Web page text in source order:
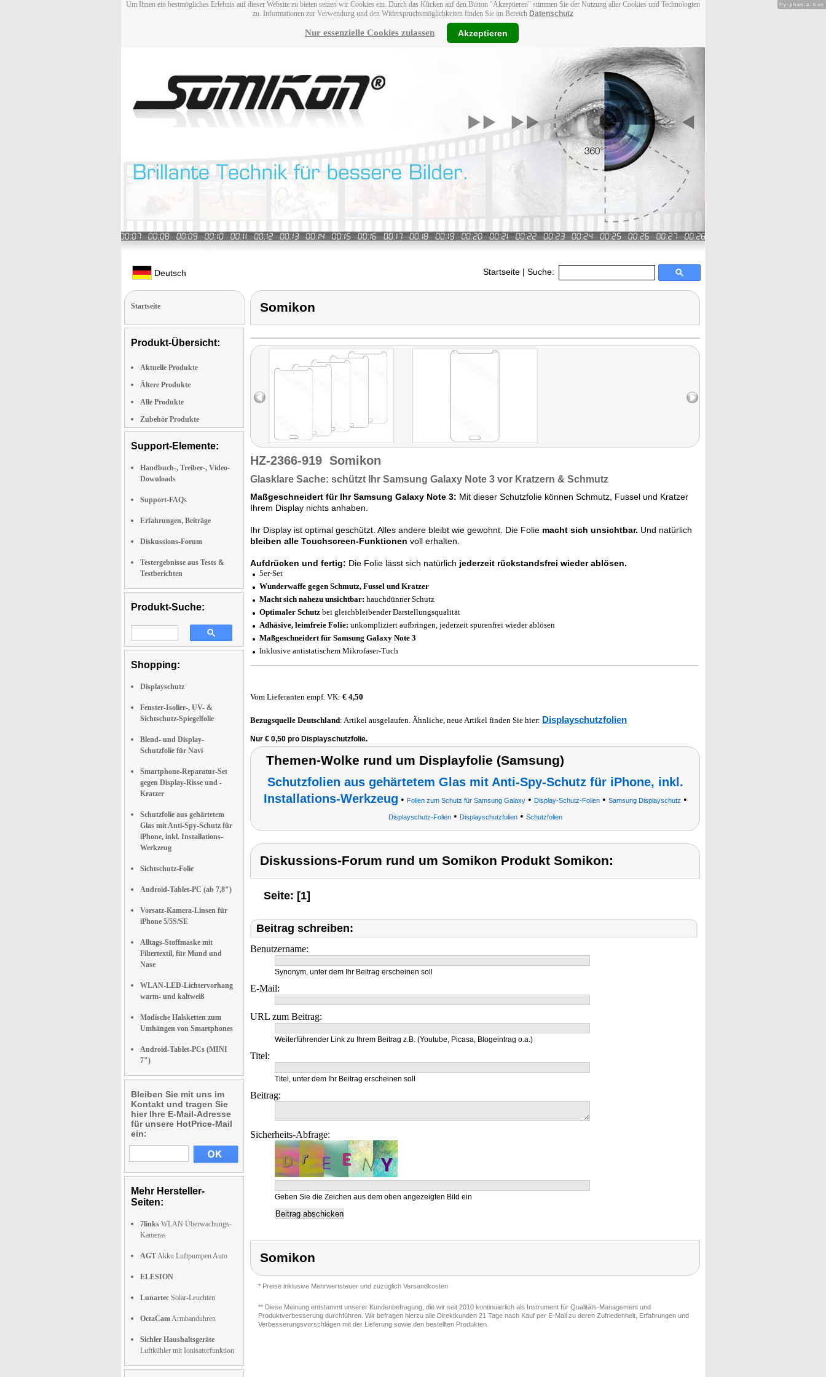
Um Ihnen ein bestmögliches Erlebnis auf dieser Website zu bieten setzen wir Cookies ein. Durch das Klicken auf den Button "Akzeptieren" stimmen Sie der Nutzung aller Cookies und Technologien
zu. Informationen zur Verwendung und den Widerspruchsmöglichkeiten finden Sie im Bereich Datenschutz
Nur essenzielle Cookies zulassen Akzeptieren
Deutsch Startseite | Suche:
Startseite
Produkt-Übersicht:
Aktuelle Produkte
Ältere Produkte
Alle Produkte
Zubehör Produkte
Support-Elemente:
Handbuch-, Treiber-, Video-
Downloads
Support-FAQs
Erfahrungen, Beiträge
Diskussions-Forum
Testergebnisse aus Tests &
Testberichten
Produkt-Suche:
Shopping:
Displayschutz
Fenster-Isolier-, UV- &
Sichtschutz-Spiegelfolie
Blend- und Display-
Schutzfolie für Navi
Smartphone-Reparatur-Set
gegen Display-Risse und -
Kratzer
Schutzfolie aus gehärtetem
Glas mit Anti-Spy-Schutz für
iPhone, inkl. Installations-
Werkzeug
Sichtschutz-Folie
Android-Tablet-PC (ab 7,8")
Vorsatz-Kamera-Linsen für
iPhone 5/5S/SE
Alltags-Stoffmaske mit
Filtertextil, für Mund und
Nase
WLAN-LED-Lichtervorhang
warm- und kaltweiß
Modische Halsketten zum
Umhängen von Smartphones
Android-Tablet-PCs (MINI
7")
Bleiben Sie mit uns im
Kontakt und tragen Sie
hier Ihre E-Mail-Adresse
für unsere HotPrice-Mail
ein:
Mehr Hersteller-
Seiten:
7links WLAN Überwachungs-
Kameras
AGTAkku Luftpumpen Auto
ELESION
Lunartec Solar-Leuchten
OctaCamArmbanduhren
Sichler Haushaltsgeräte
Luftkühler mit Ionisatorfunktion
Somikon
HZ-2366-919 Somikon
Glasklare Sache: schützt Ihr Samsung Galaxy Note 3 vor Kratzern & Schmutz
Maßgeschneidert für Ihr Samsung Galaxy Note 3: Mit dieser Schutzfolie können Schmutz, Fussel und Kratzer
Ihrem Display nichts anhaben.
Ihr Display ist optimal geschützt. Alles andere bleibt wie gewohnt. Die Folie macht sich unsichtbar. Und natürlich
bleiben alle Touchscreen-Funktionen voll erhalten.
Aufdrücken und fertig: Die Folie lässt sich natürlich jederzeit rückstandsfrei wieder ablösen.
5er-Set
Wunderwaffe gegen Schmutz, Fussel und Kratzer
Macht sich nahezu unsichtbar: hauchdünner Schutz
Optimaler Schutz bei gleichbleibender Darstellungsqualität
Adhäsive, leimfreie Folie: unkompliziert aufbringen, jederzeit spurenfrei wieder ablösen
Maßgeschneidert für Samsung Galaxy Note 3
Inklusive antistatischem Mikrofaser-Tuch
Vom Lieferanten empf. VK: € 4,50
Bezugsquelle Deutschland: Artikel ausgelaufen. Ähnliche, neue Artikel finden Sie hier: Displayschutzfolien
Nur € 0,50 pro Displayschutzfolie.
Themen-Wolke rund um Displayfolie (Samsung)
Schutzfolien aus gehärtetem Glas mit Anti-Spy-Schutz für iPhone, inkl.
Installations-Werkzeug • Folien zum Schutz für Samsung Galaxy• Display-Schutz-Folien• Samsung Displayschutz •
Displayschutz-Folien• Displayschutzfolien• Schutzfolien
Diskussions-Forum rund um Somikon Produkt Somikon:
Seite: [1]
Beitrag schreiben:
Benutzername:
Synonym, unter dem Ihr Beitrag erscheinen soll
E-Mail:
URL zum Beitrag:
Weiterführender Link zu Ihrem Beitrag z.B. (Youtube, Picasa, Blogeintrag o.a.)
Titel:
Titel, unter dem Ihr Beitrag erscheinen soll
Beitrag:
Sicherheits-Abfrage:
Geben Sie die Zeichen aus dem oben angezeigten Bild ein
Somikon
* Preise inklusive Mehrwertsteuer und zuzüglich Versandkosten
** Diese Meinung entstammt unserer Kundenbefragung, die wir seit 2010 kontinuierlich als Instrument für Qualitäts-Management und
Produktverbesserung durchführen. Wir befragen hierzu alle Direktkunden 21 Tage nach Kauf per E-Mail zu deren Zufriedenheit, Erfahrungen und
Verbesserungsvorschlägen mit der Lieferung sowie den bestellten Produkten.
Hy-phen-a-tion